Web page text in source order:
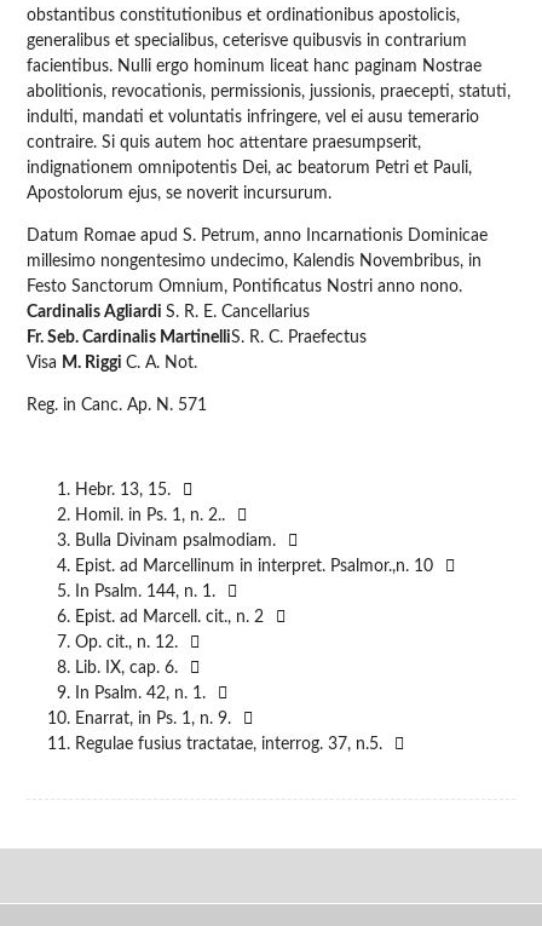
obstantibus constitutionibus et ordinationibus apostolicis,
generalibus et specialibus, ceterisve quibusvis in contrarium
facientibus. Nulli ergo hominum liceat hanc paginam Nostrae
abolitionis, revocationis, permissionis, jussionis, praecepti, statuti,
indulti, mandati et voluntatis infringere, vel ei ausu temerario
contraire. Si quis autem hoc attentare praesumpserit,
indignationem omnipotentis Dei, ac beatorum Petri et Pauli,
Apostolorum ejus, se noverit incursurum.
Datum Romae apud S. Petrum, anno Incarnationis Dominicae
millesimo nongentesimo undecimo, Kalendis Novembribus, in
Festo Sanctorum Omnium, Pontificatus Nostri anno nono.
Cardinalis AgliardiS. R. E. Cancellarius
Fr. Seb. Cardinalis MartinelliS. R. C. Praefectus
Visa M. RiggiC. A. Not.
Reg. in Canc. Ap. N. 571
Hebr. 13, 15.
Homil. in Ps. 1, n. 2..
Bulla Divinam psalmodiam.
Epist. ad Marcellinum in interpret. Psalmor.,n. 10
In Psalm. 144, n. 1.
Epist. ad Marcell. cit., n. 2
Op. cit., n. 12.
Lib. IX, cap. 6.
In Psalm. 42, n. 1.
Enarrat, in Ps. 1, n. 9.
Regulae fusius tractatae, interrog. 37, n.5.